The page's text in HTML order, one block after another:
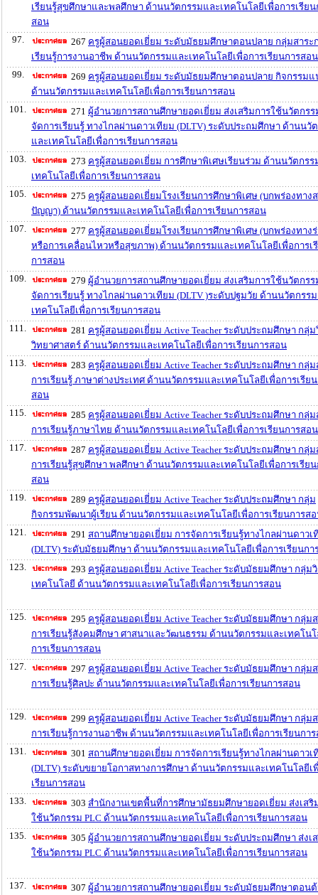
เรียนรู้สุขศึกษาและพลศึกษา ด้านนวัตกรรมและเทคโนโลยีเพื่อการเรียน
สอน
97.
267 ครูผู้สอนยอดเยี่ยม ระดับมัธยมศึกษาตอนปลาย กลุ่มสาระ
เรียนรู้การงานอาชีพ ด้านนวัตกรรมและเทคโนโลยีเพื่อการเรียนการสอน
99.
269 ครูผู้สอนยอดเยี่ยม ระดับมัธยมศึกษาตอนปลาย กิจกรรมแ
ด้านนวัตกรรมและเทคโนโลยีเพื่อการเรียนการสอน
101.
271 ผู้อำนวยการสถานศึกษายอดเยี่ยม ส่งเสริมการใช้นวัตกรร
จัดการเรียนรู้ ทางไกลผ่านดาวเทียม (DLTV) ระดับประถมศึกษา ด้านนวั
และเทคโนโลยีเพื่อการเรียนการสอน
103.
273 ครูผู้สอนยอดเยี่ยม การศึกษาพิเศษเรียนร่วม ด้านนวัตกรร
เทคโนโลยีเพื่อการเรียนการสอน
105.
275 ครูผู้สอนยอดเยี่ยมโรงเรียนการศึกษาพิเศษ (บกพร่องทาง
ปัญญา) ด้านนวัตกรรมและเทคโนโลยีเพื่อการเรียนการสอน
107.
277 ครูผู้สอนยอดเยี่ยมโรงเรียนการศึกษาพิเศษ (บกพร่องทาง
หรือการเคลื่อนไหวหรือสุขภาพ) ด้านนวัตกรรมและเทคโนโลยีเพื่อการเ
การสอน
109.
279 ผู้อำนวยการสถานศึกษายอดเยี่ยม ส่งเสริมการใช้นวัตกรร
จัดการเรียนรู้ ทางไกลผ่านดาวเทียม (DLTV )ระดับปฐมวัย ด้านนวัตกรร
เทคโนโลยีเพื่อการเรียนการสอน
111.
281 ครูผู้สอนยอดเยี่ยม Active Teacher ระดับประถมศึกษา กลุ่ม
วิทยาศาสตร์ ด้านนวัตกรรมและเทคโนโลยีเพื่อการเรียนการสอน
113.
283 ครูผู้สอนยอดเยี่ยม Active Teacher ระดับประถมศึกษา กลุ่ม
การเรียนรู้ ภาษาต่างประเทศ ด้านนวัตกรรมและเทคโนโลยีเพื่อการเรีย
สอน
115.
285 ครูผู้สอนยอดเยี่ยม Active Teacher ระดับประถมศึกษา กลุ่ม
การเรียนรู้ภาษาไทย ด้านนวัตกรรมและเทคโนโลยีเพื่อการเรียนการสอน
117.
287 ครูผู้สอนยอดเยี่ยม Active Teacher ระดับประถมศึกษา กลุ่ม
การเรียนรู้สุขศึกษา พลศึกษา ด้านนวัตกรรมและเทคโนโลยีเพื่อการเรียน
สอน
119.
289 ครูผู้สอนยอดเยี่ยม Active Teacher ระดับประถมศึกษา กลุ่ม
กิจกรรมพัฒนาผู้เรียน ด้านนวัตกรรมและเทคโนโลยีเพื่อการเรียนการส
121.
291 สถานศึกษายอดเยี่ยม การจัดการเรียนรู้ทางไกลผ่านดาวเ
(DLTV) ระดับมัธยมศึกษา ด้านนวัตกรรมและเทคโนโลยีเพื่อการเรียนกา
123.
293 ครูผู้สอนยอดเยี่ยม Active Teacher ระดับมัธยมศึกษา กลุ่ม
เทคโนโลยี ด้านนวัตกรรมและเทคโนโลยีเพื่อการเรียนการสอน
125. 295 ครูผู้สอนยอดเยี่ยม Active Teacher ระดับมัธยมศึกษา กลุ่ม
การเรียนรู้สังคมศึกษา ศาสนาและวัฒนธรรม ด้านนวัตกรรมและเทคโนโ
การเรียนการสอน
127.
297 ครูผู้สอนยอดเยี่ยม Active Teacher ระดับมัธยมศึกษา กลุ่ม
การเรียนรู้ศิลปะ ด้านนวัตกรรมและเทคโนโลยีเพื่อการเรียนการสอน
129. 299 ครูผู้สอนยอดเยี่ยม Active Teacher ระดับมัธยมศึกษา กลุ่ม
การเรียนรู้การงานอาชีพ ด้านนวัตกรรมและเทคโนโลยีเพื่อการเรียนกา
131.
301 สถานศึกษายอดเยี่ยม การจัดการเรียนรู้ทางไกลผ่านดาวเ
(DLTV) ระดับขยายโอกาสทางการศึกษา ด้านนวัตกรรมและเทคโนโลยีเ
เรียนการสอน
133.
303 สำนักงานเขตพื้นที่การศึกษามัธยมศึกษายอดเยี่ยม ส่งเสริ
ใช้นวัตกรรม PLC ด้านนวัตกรรมและเทคโนโลยีเพื่อการเรียนการสอน
135.
305 ผู้อำนวยการสถานศึกษายอดเยี่ยม ระดับประถมศึกษา ส่งเ
ใช้นวัตกรรม PLC ด้านนวัตกรรมและเทคโนโลยีเพื่อการเรียนการสอน
137. 307 ผู้อำนวยการสถานศึกษายอดเยี่ยม ระดับมัธยมศึกษาตอน